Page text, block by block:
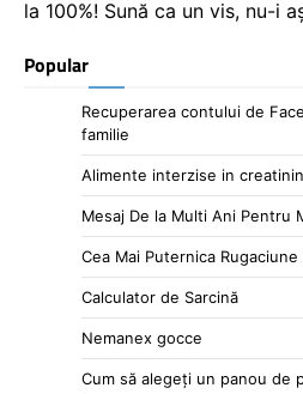
la 100%! Sună ca un vis, nu-i
Popular
Recuperarea contului de
familie
Alimente interzise in
Mesaj De la Multi Ani Pentru
Cea Mai Puternica
Calculator de Sarcină
Nemanex gocce
Cum să alegeți un panou de